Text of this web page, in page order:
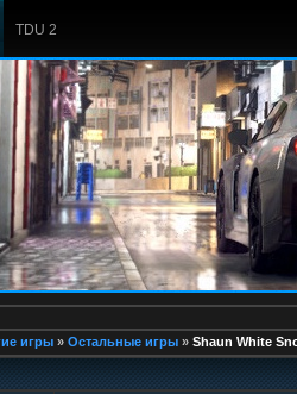
TDU 2
игры » Остальные игры » Shaun White